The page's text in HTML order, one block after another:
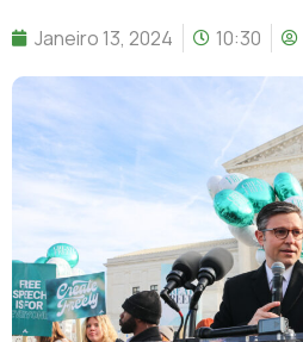
Janeiro 13, 2024 10:30